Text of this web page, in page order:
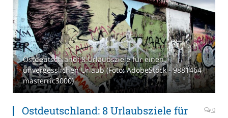
Ostdeutschland: 8 Urlaubsziele für einen
unvergesslichen Urlaub (Foto: AdobeStock - 9881464
masterric3000)
Ostdeutschland: 8 Urlaubsziele für
0